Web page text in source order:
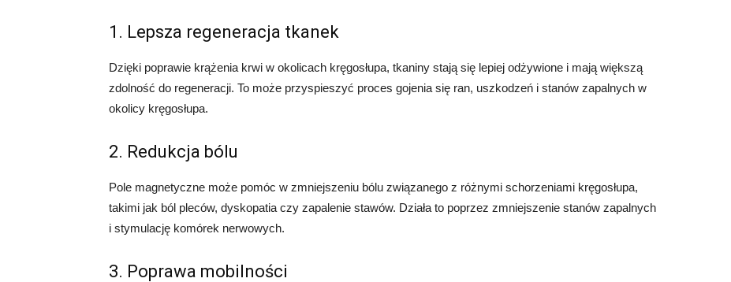
1. Lepsza regeneracja tkanek
Dzięki poprawie krążenia krwi w okolicach kręgosłupa, tkaniny stają się lepiej odżywione i mają większą
zdolność do regeneracji. To może przyspieszyć proces gojenia się ran, uszkodzeń i stanów zapalnych w
okolicy kręgosłupa.
2. Redukcja bólu
Pole magnetyczne może pomóc w zmniejszeniu bólu związanego z różnymi schorzeniami kręgosłupa,
takimi jak ból pleców, dyskopatia czy zapalenie stawów. Działa to poprzez zmniejszenie stanów zapalnych
i stymulację komórek nerwowych.
3. Poprawa mobilności